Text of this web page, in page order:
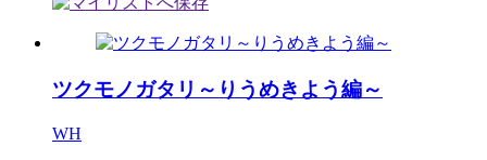
ツクモノガタリ～りうめきよう編～
WH